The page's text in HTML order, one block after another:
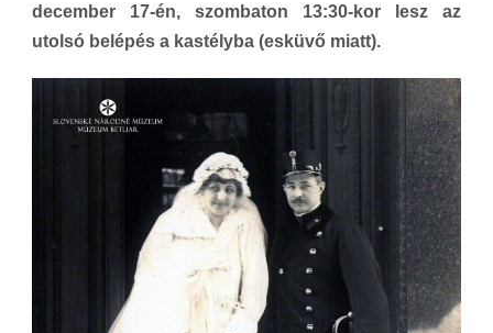
december 17-én, szombaton 13:30-kor lesz az
utolsó belépés a kastélyba (esküvő miatt).